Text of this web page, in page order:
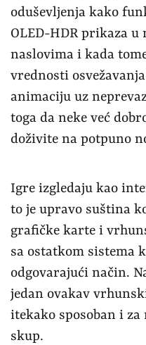
oduševljenja kako
OLED-HDR prikaza
naslovima i kada
vrednosti
animaciju uz
toga da neke već
doživite na potpuno
Igre izgledaju kao
to je upravo suština
grafičke karte i
sa ostatkom sistema
odgovarajući način.
jedan ovakav
itekako sposoban i
skup.